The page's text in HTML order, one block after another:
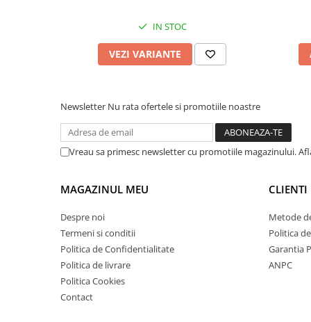
IN STOC
VEZI VARIANTE
Newsletter Nu rata ofertele si promotiile noastre
Vreau sa primesc newsletter cu promotiile magazinului.
MAGAZINUL MEU
Despre noi
Termeni si conditii
Politica de Confidentialitate
Politica de livrare
Politica Cookies
Contact
CLIENTI
Metode
Politica
Garantia
ANPC